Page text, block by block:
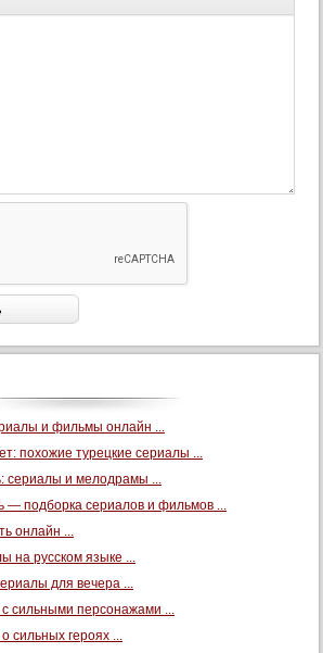
и фильмы онлайн ...
похожие турецкие сериалы ...
сериалы и мелодрамы ...
— подборка сериалов и фильмов ...
онлайн ...
на русском языке ...
для вечера ...
сильными персонажами ...
сильных героях ...